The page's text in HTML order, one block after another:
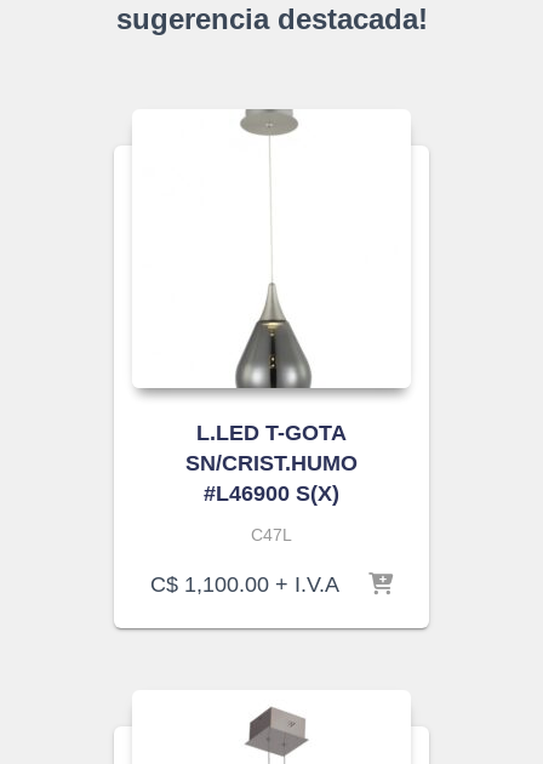
sugerencia destacada!
L.LED T-GOTA
SN/CRIST.HUMO
#L46900 S(X)
C47L
C$ 1,100.00 + I.V.A